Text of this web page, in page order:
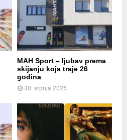
MAH Sport – ljubav prema
skijanju koja traje 26
godina
30. srpnja 2026.